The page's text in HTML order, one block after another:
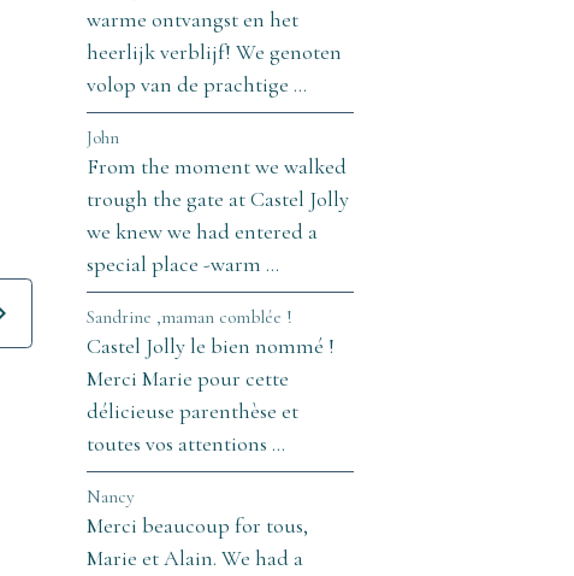
warme ontvangst en het
heerlijk verblijf! We genoten
volop van de prachtige ...
John
From the moment we walked
trough the gate at Castel Jolly
we knew we had entered a
special place -warm ...
Sandrine ,maman comblée !
Castel Jolly le bien nommé !
Merci Marie pour cette
délicieuse parenthèse et
toutes vos attentions ...
Nancy
Merci beaucoup for tous,
Marie et Alain. We had a